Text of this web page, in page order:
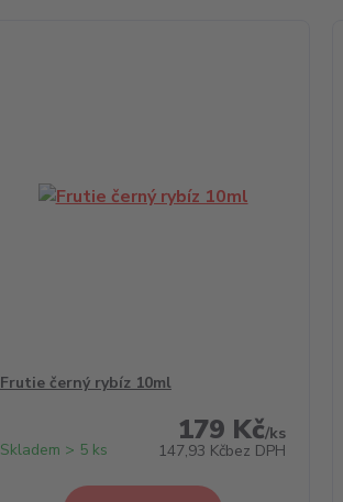
Frutie černý rybíz 10ml
179 Kč/ks
147,93 Kčbez DPH
Skladem > 5 ks